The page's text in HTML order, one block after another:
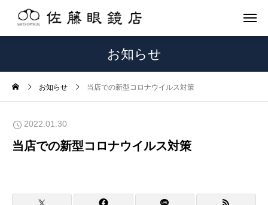
お知らせ
お知らせ 当店での新型コロナウイルス対策
2022.01.30
当店での新型コロナウイルス対策